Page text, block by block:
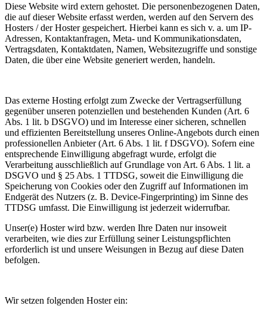
Diese Website wird extern gehostet. Die personenbezogenen Daten,
die auf dieser Website erfasst werden, werden auf den Servern des
Hosters / der Hoster gespeichert. Hierbei kann es sich v. a. um IP-
Adressen, Kontaktanfragen, Meta- und Kommunikationsdaten,
Vertragsdaten, Kontaktdaten, Namen, Websitezugriffe und sonstige
Daten, die über eine Website generiert werden, handeln.
Das externe Hosting erfolgt zum Zwecke der Vertragserfüllung
gegenüber unseren potenziellen und bestehenden Kunden (Art. 6
Abs. 1 lit. b DSGVO) und im Interesse einer sicheren, schnellen
und effizienten Bereitstellung unseres Online-Angebots durch einen
professionellen Anbieter (Art. 6 Abs. 1 lit. f DSGVO). Sofern eine
entsprechende Einwilligung abgefragt wurde, erfolgt die
Verarbeitung ausschließlich auf Grundlage von Art. 6 Abs. 1 lit. a
DSGVO und § 25 Abs. 1 TTDSG, soweit die Einwilligung die
Speicherung von Cookies oder den Zugriff auf Informationen im
Endgerät des Nutzers (z. B. Device-Fingerprinting) im Sinne des
TTDSG umfasst. Die Einwilligung ist jederzeit widerrufbar.
Unser(e) Hoster wird bzw. werden Ihre Daten nur insoweit
verarbeiten, wie dies zur Erfüllung seiner Leistungspflichten
erforderlich ist und unsere Weisungen in Bezug auf diese Daten
befolgen.
Wir setzen folgenden Hoster ein: